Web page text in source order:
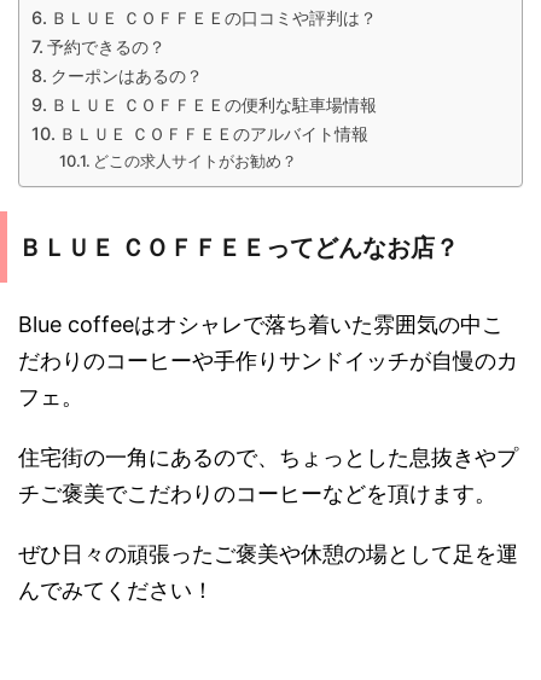
ＢＬＵＥ ＣＯＦＦＥＥの口コミや評判は？
予約できるの？
クーポンはあるの？
ＢＬＵＥ ＣＯＦＦＥＥの便利な駐車場情報
ＢＬＵＥ ＣＯＦＦＥＥのアルバイト情報
どこの求人サイトがお勧め？
ＢＬＵＥ ＣＯＦＦＥＥってどんなお店？
Blue coffeeはオシャレで落ち着いた雰囲気の中こ
だわりのコーヒーや手作りサンドイッチが自慢のカ
フェ。
住宅街の一角にあるので、ちょっとした息抜きやプ
チご褒美でこだわりのコーヒーなどを頂けます。
ぜひ日々の頑張ったご褒美や休憩の場として足を運
んでみてください！